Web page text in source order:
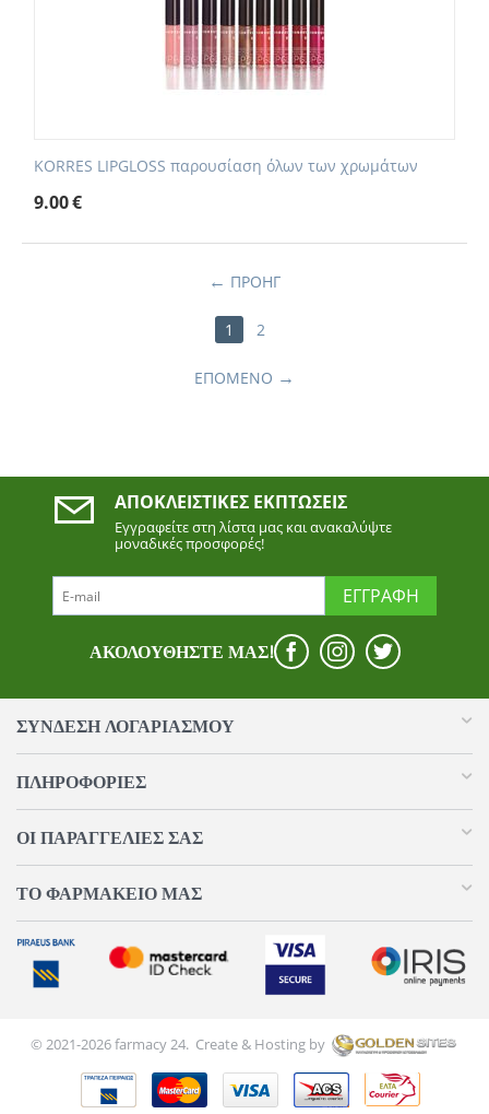
KORRES LIPGLOSS παρουσίαση όλων των χρωμάτων
9.00€
ΠΡΟΗΓ
1 2
ΕΠΌΜΕΝΟ
ΑΠΟΚΛΕΙΣΤΙΚΈΣ ΕΚΠΤΏΣΕΙΣ
Εγγραφείτε στη λίστα μας και ανακαλύψτε
μοναδικές προσφορές!
ΕΓΓΡΑΦΉ
ΑΚΟΛΟΥΘΉΣΤΕ ΜΑΣ!
ΣΥΝΔΕΣΗ ΛΟΓΑΡΙΑΣΜΟΥ​
ΠΛΗΡΟΦΟΡΊΕΣ
ΟΙ ΠΑΡΑΓΓΕΛΊΕΣ​ ΣΑΣ
ΤΟ ΦΑΡΜΑΚΕΊΟ ΜΑΣ
© 2021-2026 farmacy 24. Create & Hosting by